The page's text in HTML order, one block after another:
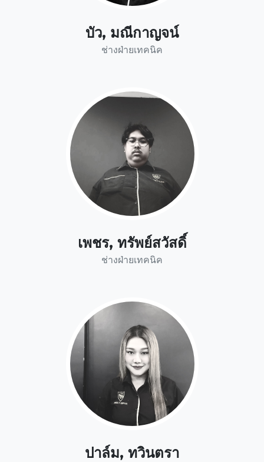
บัว, มณีกาญจน์
ช่างฝ่ายเทคนิค
เพชร, ทรัพย์สวัสดิ์
ช่างฝ่ายเทคนิค
ปาล์ม, ทวินตรา